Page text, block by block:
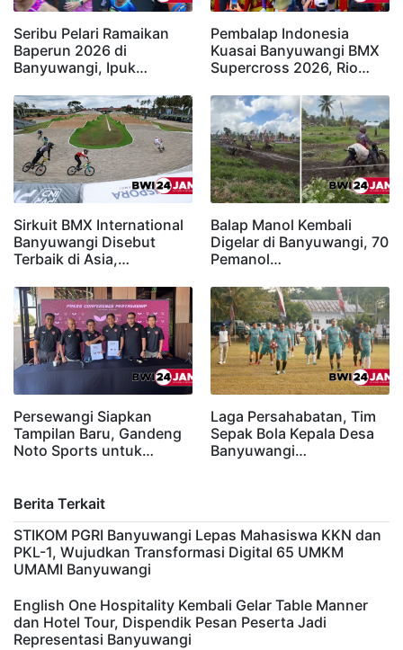
Seribu Pelari Ramaikan
Baperun 2026 di
Banyuwangi, Ipuk…
Pembalap Indonesia
Kuasai Banyuwangi BMX
Supercross 2026, Rio…
Sirkuit BMX International
Banyuwangi Disebut
Terbaik di Asia,…
Balap Manol Kembali
Digelar di Banyuwangi, 70
Pemanol…
Persewangi Siapkan
Tampilan Baru, Gandeng
Noto Sports untuk…
Laga Persahabatan, Tim
Sepak Bola Kepala Desa
Banyuwangi…
Berita Terkait
STIKOM PGRI Banyuwangi Lepas Mahasiswa KKN dan
PKL-1, Wujudkan Transformasi Digital 65 UMKM
UMAMI Banyuwangi
English One Hospitality Kembali Gelar Table Manner
dan Hotel Tour, Dispendik Pesan Peserta Jadi
Representasi Banyuwangi